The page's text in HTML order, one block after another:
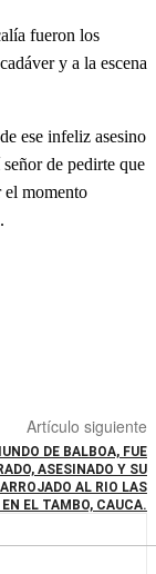
fueron los
y a la escena
ese infeliz asesino
de pedirte que
el momento
Artículo siguiente
DE BALBOA, FUE
ASESINADO Y SU
AL RIO LAS
EN EL TAMBO, CAUCA.